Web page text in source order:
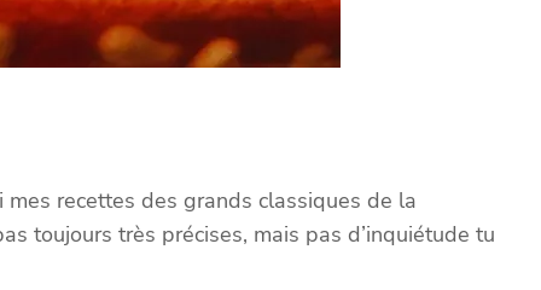
recettes des grands classiques de la
toujours très précises, mais pas d’inquiétude tu